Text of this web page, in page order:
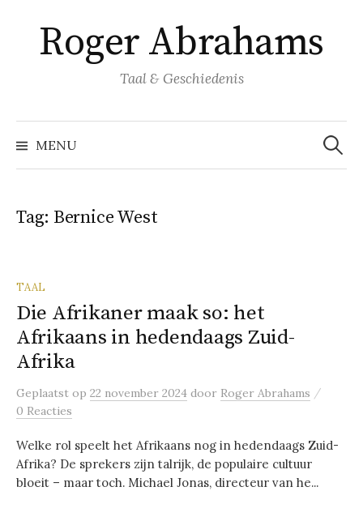
inhoud
springen
Roger Abrahams
Taal & Geschiedenis
MENU
Zoeken
naar:
Tag: Bernice West
TAAL
Die Afrikaner maak so: het
Afrikaans in hedendaags Zuid-
Afrika
Geplaatst op 22 november 2024 door Roger Abrahams /
0 Reacties
Welke rol speelt het Afrikaans nog in hedendaags Zuid-
Afrika? De sprekers zijn talrijk, de populaire cultuur
bloeit – maar toch. Michael Jonas, directeur van he...